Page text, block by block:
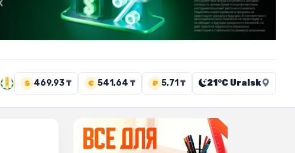
$ 469,93 ₸ € 541,64 ₸ ₽ 5,71 ₸ 21°C Uralsk